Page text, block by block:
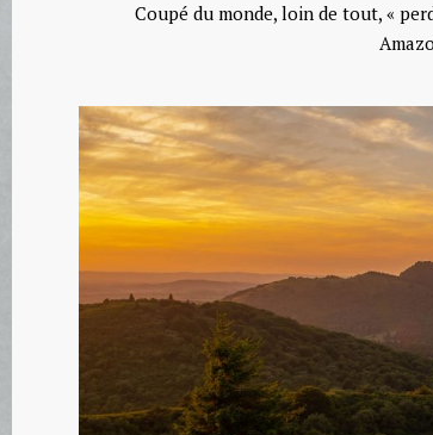
Coupé du monde, loin de tout, «